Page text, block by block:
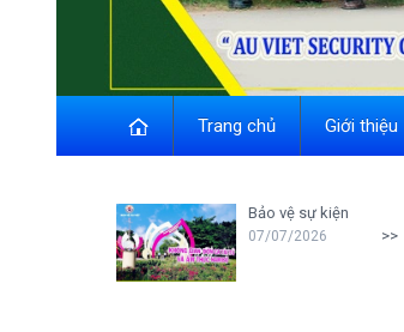
Trang chủ Giới thiệu
Bảo vệ sự kiện
07/07/2026 >>